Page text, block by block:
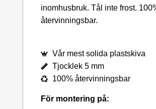
inomhusbruk. Tål inte frost.
återvinningsbar.
Vår mest solida plastskiva
Tjocklek 5 mm
100% återvinningsbar
För montering på: